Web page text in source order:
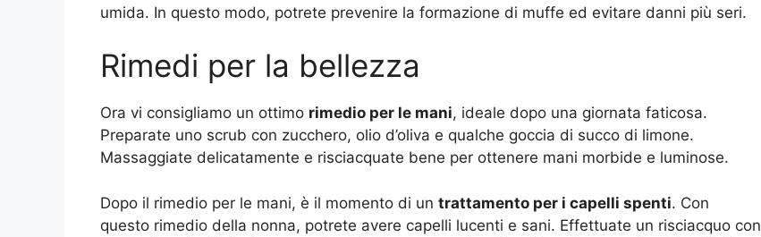
umida. In questo modo, potrete prevenire la formazione di muffe ed evitare danni più seri.
Rimedi per la bellezza
Ora vi consigliamo un ottimo rimedio per le mani, ideale dopo una giornata faticosa.
Preparate uno scrub con zucchero, olio d’oliva e qualche goccia di succo di limone.
Massaggiate delicatamente e risciacquate bene per ottenere mani morbide e luminose.
Dopo il rimedio per le mani, è il momento di un trattamento per i capelli spenti. Con
questo rimedio della nonna, potrete avere capelli lucenti e sani. Effettuate un risciacquo con